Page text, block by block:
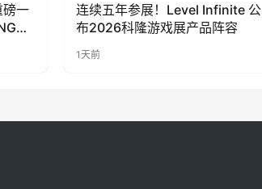
磅一
连续五年参展！Level Infinite 公
布2026科隆游戏展产品阵容
1天前